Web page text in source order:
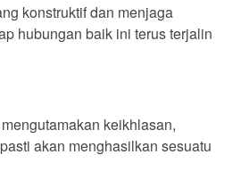
konstruktif dan menjaga
hubungan baik ini terus terjalin
keikhlasan,
akan menghasilkan sesuatu